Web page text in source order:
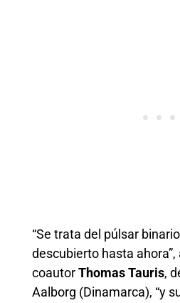
“Se trata del púlsar
descubierto hasta ahora”,
coautorThomas Tauris,
Aalborg (Dinamarca), “y